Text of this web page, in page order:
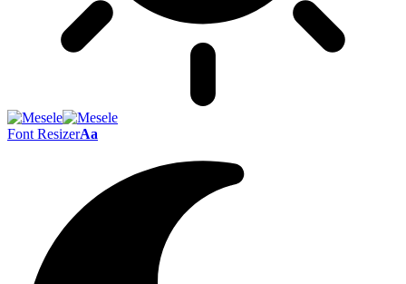
Font ResizerAa